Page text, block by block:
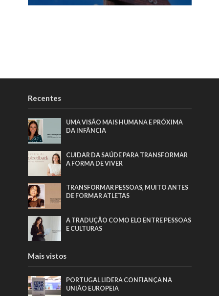
Recentes
UMA VISÃO MAIS HUMANA E PRÓXIMA
DA INFÂNCIA
CUIDAR DA SAÚDE PARA TRANSFORMAR
A FORMA DE VIVER
TRANSFORMAR PESSOAS, MUITO ANTES
DE FORMAR ATLETAS
A TRADUÇÃO COMO ELO ENTRE PESSOAS
E CULTURAS
Mais vistos
PORTUGAL LIDERA CONFIANÇA NA
UNIÃO EUROPEIA